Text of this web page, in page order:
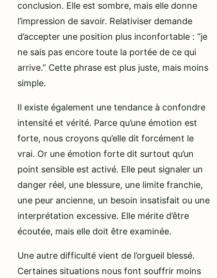
conclusion. Elle est sombre, mais elle donne
l’impression de savoir. Relativiser demande
d’accepter une position plus inconfortable : “je
ne sais pas encore toute la portée de ce qui
arrive.” Cette phrase est plus juste, mais moins
simple.
Il existe également une tendance à confondre
intensité et vérité. Parce qu’une émotion est
forte, nous croyons qu’elle dit forcément le
vrai. Or une émotion forte dit surtout qu’un
point sensible est activé. Elle peut signaler un
danger réel, une blessure, une limite franchie,
une peur ancienne, un besoin insatisfait ou une
interprétation excessive. Elle mérite d’être
écoutée, mais elle doit être examinée.
Une autre difficulté vient de l’orgueil blessé.
Certaines situations nous font souffrir moins